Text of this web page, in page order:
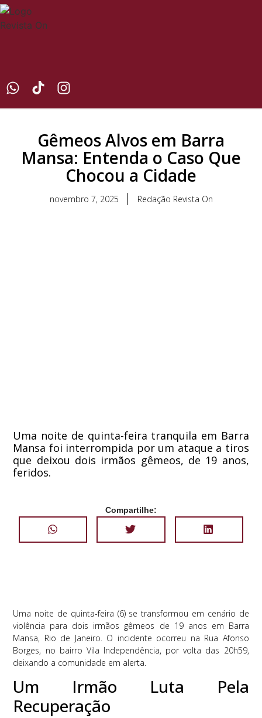
Gêmeos Alvos em Barra
Mansa: Entenda o Caso Que
Chocou a Cidade
novembro 7, 2025 Redação Revista On
Uma noite de quinta-feira tranquila em Barra
Mansa foi interrompida por um ataque a tiros
que deixou dois irmãos gêmeos, de 19 anos,
feridos.
Compartilhe:
Uma noite de quinta-feira (6) se transformou em cenário de
violência para dois irmãos gêmeos de 19 anos em Barra
Mansa, Rio de Janeiro. O incidente ocorreu na Rua Afonso
Borges, no bairro Vila Independência, por volta das 20h59,
deixando a comunidade em alerta.
Um Irmão Luta Pela
Recuperação